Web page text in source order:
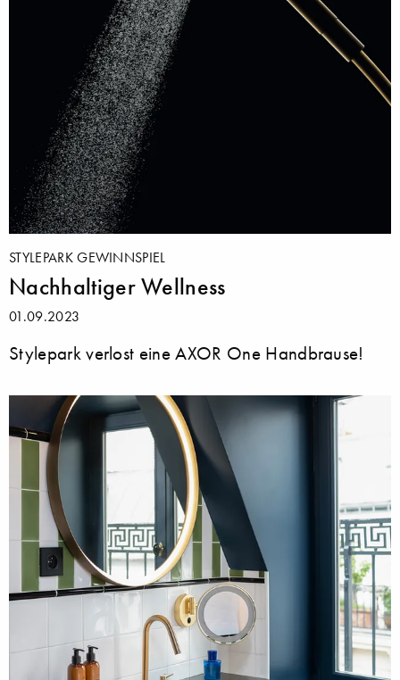
STYLEPARK GEWINNSPIEL
Nachhaltiger Wellness
01.09.2023
Stylepark verlost eine AXOR One Handbrause!